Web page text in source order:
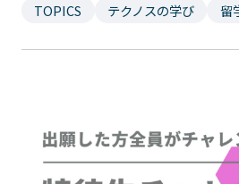
TOPICS テクノスの学び 留